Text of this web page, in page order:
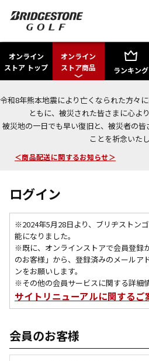
オンライン
ストア トップ
オンライン
ストア商品
ランキング
令和8年熊本地震により亡くなられた方々
ともに、被災された皆さまに心よ
被災地の一日でも早い復旧と、被災者の
ことを祈念いたし
＜夏季休暇中のご注文・発送・お問い合
今なら新規会員登録で1,000円OFFクー
＜商品配送に関するお知らせ＞
ログイン
※2024年5月28日より、ブリヂストン
能になりました。
※既に、 オンラインストアで会員登録
のお客様」から、登録済みのメールア
ンをお願いします。
※その他の会員サービスに関する詳細
サイトリニューアルに関するご
会員のお客様